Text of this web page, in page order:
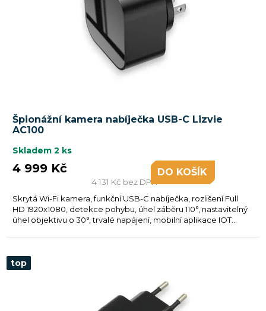
ů
Špionážní kamera nabíječka USB-C Lizvie
AC100
Skladem 2 ks
4 131 Kč bez DPH
4 999 Kč DO KOŠÍKU
Skrytá Wi-Fi kamera, funkční USB-C nabíječka, rozlišení Full
HD 1920x1080, detekce pohybu, úhel záběru 110°, nastavitelný
úhel objektivu o 30°, trvalé napájení, mobilní aplikace IOT...
top